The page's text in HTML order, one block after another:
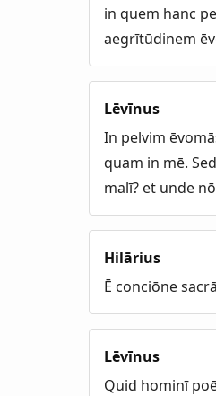
in quem hanc
aegrītūdinem
Lēvīnus
In pelvim
quam in mē.
malī? et unde
Hilārius
Ē conciōne
Lēvīnus
Quid hominī